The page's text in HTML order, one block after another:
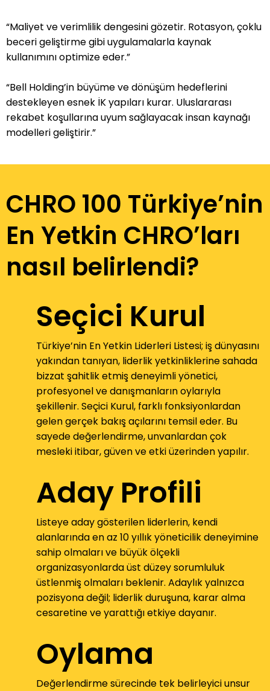
“Maliyet ve verimlilik dengesini gözetir. Rotasyon, çoklu
beceri geliştirme gibi uygulamalarla kaynak
kullanımını optimize eder.”
“Bell Holding’in büyüme ve dönüşüm hedeflerini
destekleyen esnek İK yapıları kurar. Uluslararası
rekabet koşullarına uyum sağlayacak insan kaynağı
modelleri geliştirir.”
CHRO 100 Türkiye’nin
En Yetkin CHRO’ları
nasıl belirlendi?
Seçici Kurul
Türkiye’nin En Yetkin Liderleri Listesi; iş dünyasını
yakından tanıyan, liderlik yetkinliklerine sahada
bizzat şahitlik etmiş deneyimli yönetici,
profesyonel ve danışmanların oylarıyla
şekillenir. Seçici Kurul, farklı fonksiyonlardan
gelen gerçek bakış açılarını temsil eder. Bu
sayede değerlendirme, unvanlardan çok
mesleki itibar, güven ve etki üzerinden yapılır.
Aday Profili
Listeye aday gösterilen liderlerin, kendi
alanlarında en az 10 yıllık yöneticilik deneyimine
sahip olmaları ve büyük ölçekli
organizasyonlarda üst düzey sorumluluk
üstlenmiş olmaları beklenir. Adaylık yalnızca
pozisyona değil; liderlik duruşuna, karar alma
cesaretine ve yarattığı etkiye dayanır.
Oylama
Değerlendirme sürecinde tek belirleyici unsur